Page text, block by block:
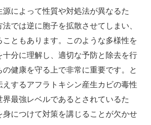
源によって性質や対処法が異なるた
では逆に胞子を拡散させてしまい、
こともあります。このような多様性を
十分に理解し、適切な予防と除去を行
の健康を守る上で非常に重要です。と
えするアフラトキシン産生カビの毒性
界最強レベルであるとされているた
身につけて対策を講じることが欠かせ